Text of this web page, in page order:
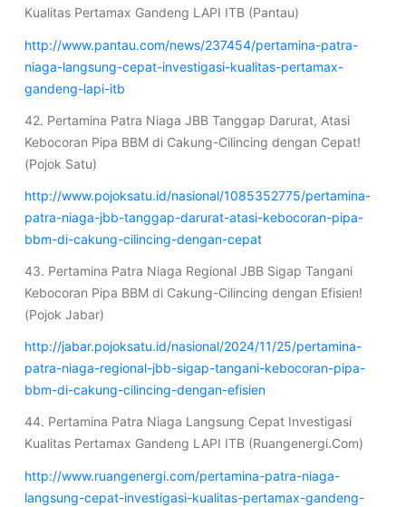
Kualitas Pertamax Gandeng LAPI ITB (Pantau)
http://www.pantau.com/news/237454/pertamina-patra-
niaga-langsung-cepat-investigasi-kualitas-pertamax-
gandeng-lapi-itb
42. Pertamina Patra Niaga JBB Tanggap Darurat, Atasi
Kebocoran Pipa BBM di Cakung-Cilincing dengan Cepat!
(Pojok Satu)
http://www.pojoksatu.id/nasional/1085352775/pertamina-
patra-niaga-jbb-tanggap-darurat-atasi-kebocoran-pipa-
bbm-di-cakung-cilincing-dengan-cepat
43. Pertamina Patra Niaga Regional JBB Sigap Tangani
Kebocoran Pipa BBM di Cakung-Cilincing dengan Efisien!
(Pojok Jabar)
http://jabar.pojoksatu.id/nasional/2024/11/25/pertamina-
patra-niaga-regional-jbb-sigap-tangani-kebocoran-pipa-
bbm-di-cakung-cilincing-dengan-efisien
44. Pertamina Patra Niaga Langsung Cepat Investigasi
Kualitas Pertamax Gandeng LAPI ITB (Ruangenergi.Com)
http://www.ruangenergi.com/pertamina-patra-niaga-
langsung-cepat-investigasi-kualitas-pertamax-gandeng-